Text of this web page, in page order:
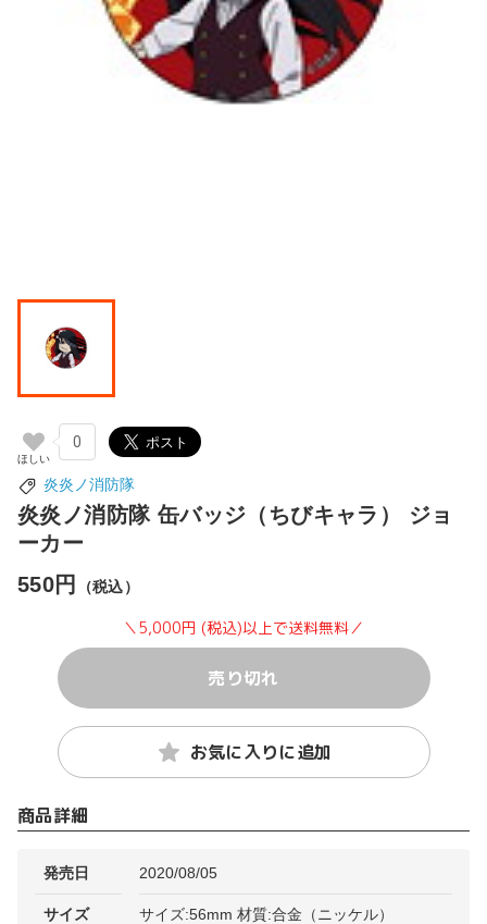
0
炎炎ノ消防隊
炎炎ノ消防隊 缶バッジ（ちびキャラ） ジョ
ーカー
550円
（税込）
＼5,000円 (税込)以上で送料無料／
売り切れ
お気に入りに追加
商品詳細
発売日 2020/08/05
サイズ サイズ:56mm 材質:合金（ニッケル）